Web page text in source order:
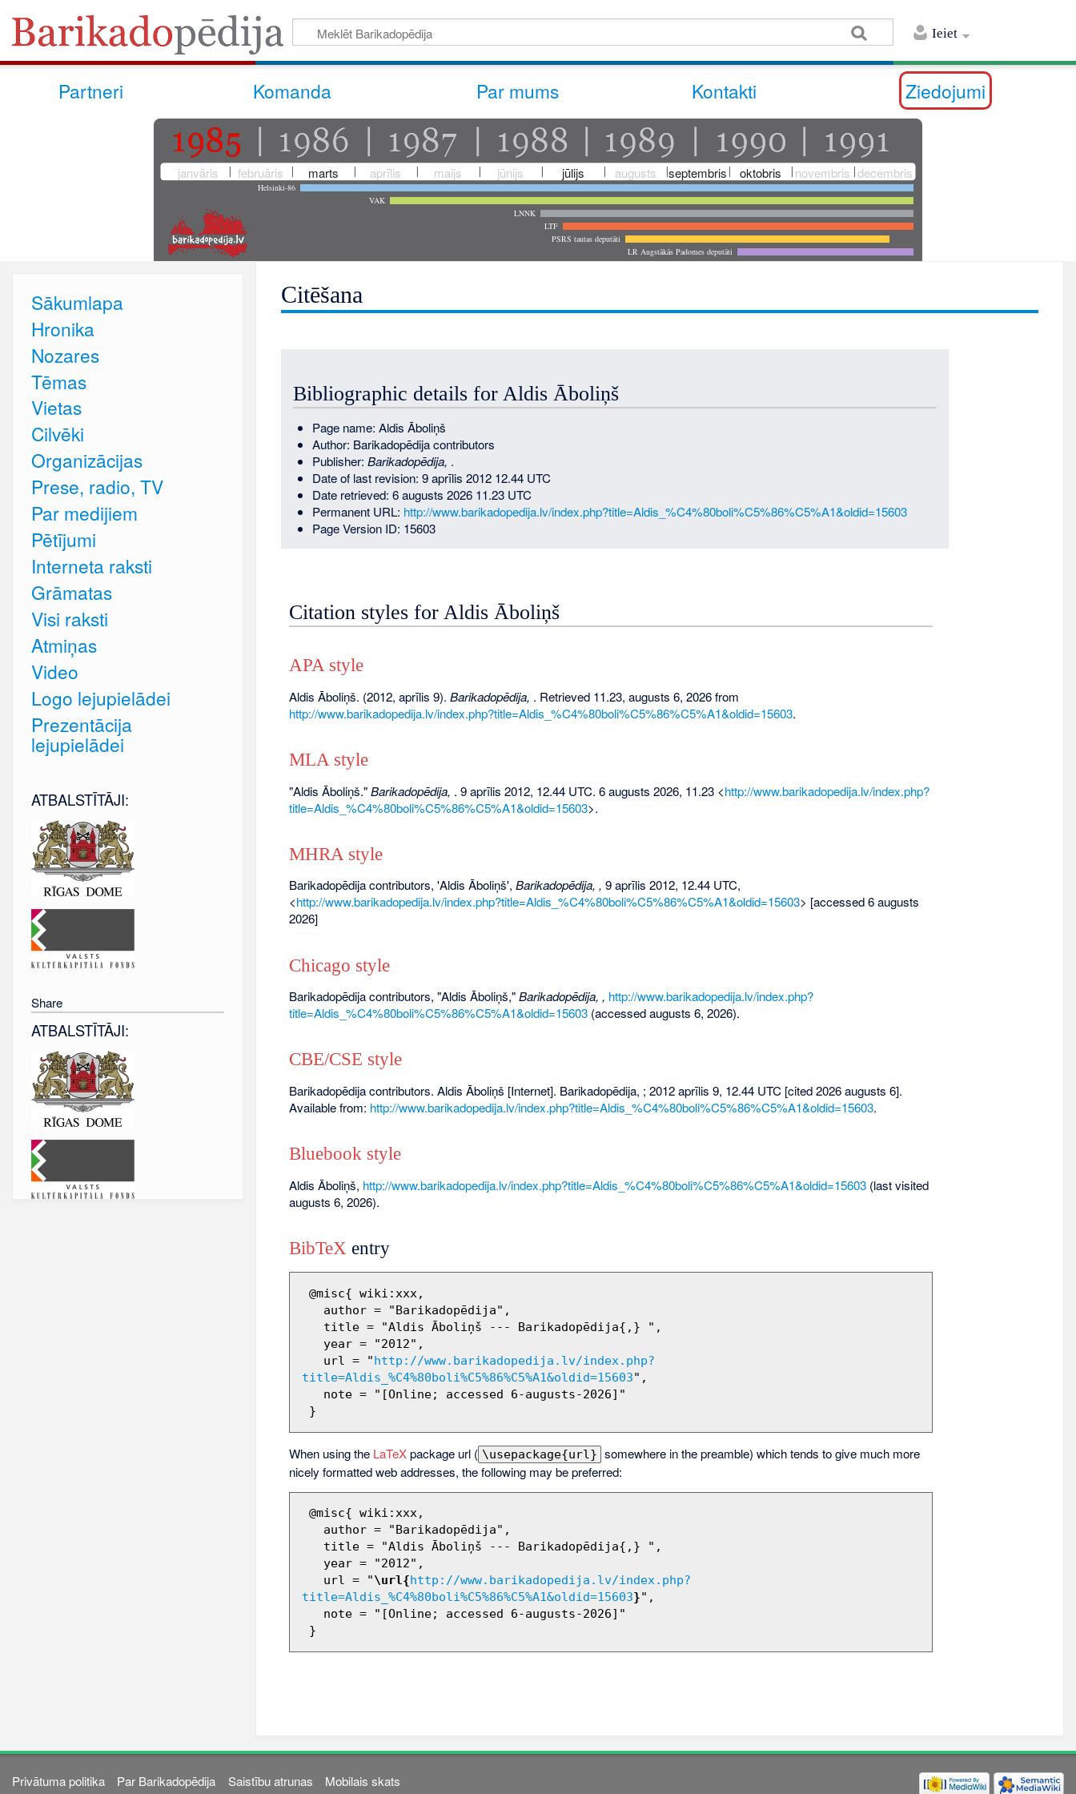
Ieiet
Partneri Komanda Par mums Kontakti Ziedojumi
janvāris februāris marts aprīlis maijs jūnijs jūlijs augusts septembris oktobris novembris decembris
Helsinki-86
VAK
LNNK
LTF
PSRS tautas deputāti
LR Augstākās Padomes deputāti
Citēšana
Bibliographic details for Aldis Āboliņš
Page name: Aldis Āboliņš
Author: Barikadopēdija contributors
Publisher: Barikadopēdija, .
Date of last revision: 9 aprīlis 2012 12.44 UTC
Date retrieved: 6 augusts 2026 11.23 UTC
Permanent URL: http://www.barikadopedija.lv/index.php?title=Aldis_%C4%80boli%C5%86%C5%A1&oldid=15603
Page Version ID: 15603
Citation styles for Aldis Āboliņš
APA style
Aldis Āboliņš. (2012, aprīlis 9). Barikadopēdija, . Retrieved 11.23, augusts 6, 2026 from
http://www.barikadopedija.lv/index.php?title=Aldis_%C4%80boli%C5%86%C5%A1&oldid=15603.
MLA style
"Aldis Āboliņš."Barikadopēdija, . 9 aprīlis 2012, 12.44 UTC. 6 augusts 2026, 11.23 <http://www.barikadopedija.lv/index.php?
title=Aldis_%C4%80boli%C5%86%C5%A1&oldid=15603>.
MHRA style
Barikadopēdija contributors, 'Aldis Āboliņš', Barikadopēdija, , 9 aprīlis 2012, 12.44 UTC,
<http://www.barikadopedija.lv/index.php?title=Aldis_%C4%80boli%C5%86%C5%A1&oldid=15603> [accessed 6 augusts
2026]
Chicago style
Barikadopēdija contributors, "Aldis Āboliņš,"Barikadopēdija, , http://www.barikadopedija.lv/index.php?
title=Aldis_%C4%80boli%C5%86%C5%A1&oldid=15603(accessed augusts 6, 2026).
CBE/CSE style
Barikadopēdija contributors. Aldis Āboliņš [Internet]. Barikadopēdija, ; 2012 aprīlis 9, 12.44 UTC [cited 2026 augusts 6].
Available from: http://www.barikadopedija.lv/index.php?title=Aldis_%C4%80boli%C5%86%C5%A1&oldid=15603.
Bluebook style
Aldis Āboliņš, http://www.barikadopedija.lv/index.php?title=Aldis_%C4%80boli%C5%86%C5%A1&oldid=15603(last visited
augusts 6, 2026).
BibTeX entry
   url = "
http://www.barikadopedija.lv/index.php?
title=Aldis_%C4%80boli%C5%86%C5%A1&oldid=15603",
When using the LaTeXpackage url ( \usepackage{url} somewhere in the preamble) which tends to give much more
nicely formatted web addresses, the following may be preferred:
   url = "
\url{http://www.barikadopedija.lv/index.php?
title=Aldis_%C4%80boli%C5%86%C5%A1&oldid=15603}",
Sākumlapa
Hronika
Nozares
Tēmas
Vietas
Cilvēki
Organizācijas
Prese, radio, TV
Par medijiem
Pētījumi
Interneta raksti
Grāmatas
Visi raksti
Atmiņas
Video
Logo lejupielādei
Prezentācija
lejupielādei
ATBALSTĪTĀJI:
Share
ATBALSTĪTĀJI:
Privātuma politika Par Barikadopēdija Saistību atrunas Mobilais skats